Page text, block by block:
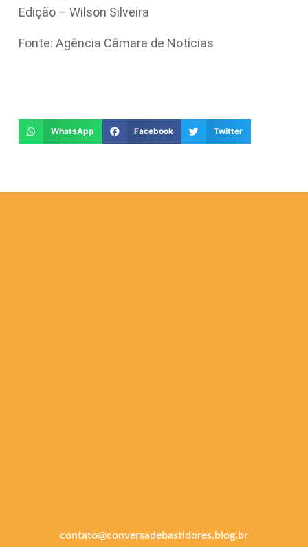
Edição – Wilson Silveira
Fonte: Agência Câmara de Notícias
WhatsApp Facebook Twitter
contato@conversadebastidores.blog.br